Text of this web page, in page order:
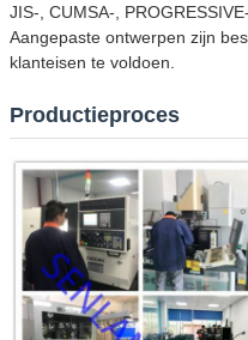
JIS-, CUMSA-,
Aangepaste ontwerpen zijn
klanteisen te voldoen.
Productieproces